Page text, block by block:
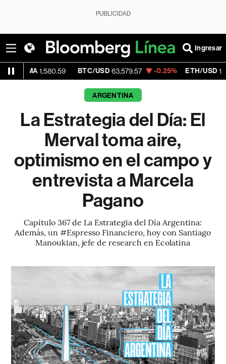
PUBLICIDAD
Ingresar
1,580.59 BTC/USD 63,579.57 -0.25% ETH/USD 1,859.515
ARGENTINA
La Estrategia del Día: El
Merval toma aire,
optimismo en el campo y
entrevista a Marcela
Pagano
Capítulo 367 de La Estrategia del Día Argentina:
Además, un #Espresso Financiero, hoy con Santiago
Manoukian, jefe de research en Ecolatina